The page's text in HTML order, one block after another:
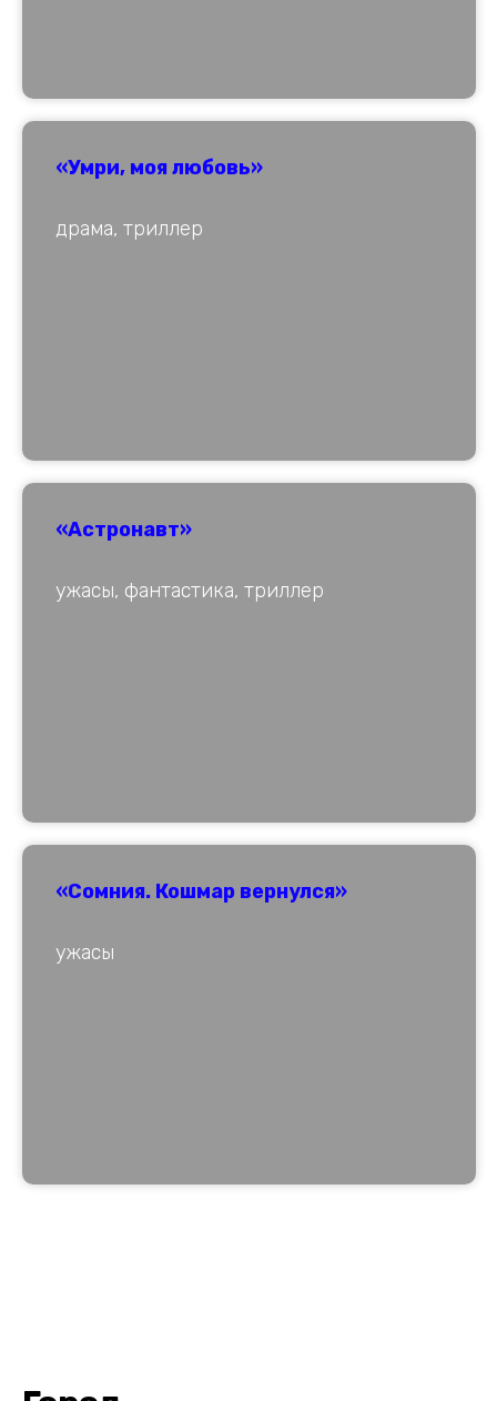
«Умри, моя любовь»
драма, триллер
«Астронавт»
ужасы, фантастика, триллер
«Сомния. Кошмар вернулся»
ужасы